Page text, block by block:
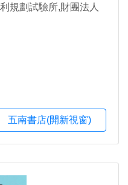
規劃試驗所,財團法人
五南書店(開新視窗)